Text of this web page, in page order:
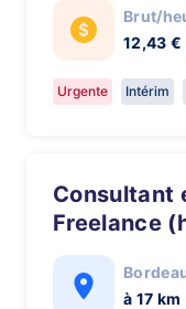
Brut/
12,43 €
Urgente Intérim
Consultant en Recrutement
Freelance
à 17 km